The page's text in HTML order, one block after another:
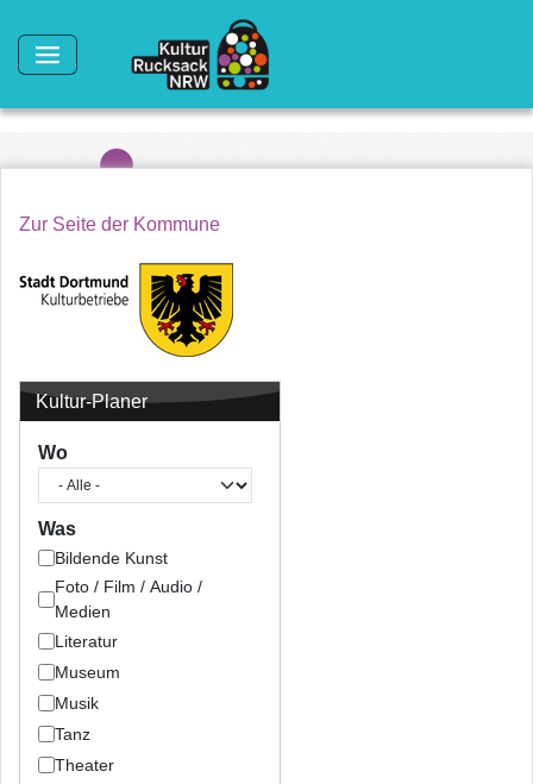
Zur Seite der Kommune
Kultur-Planer
Wo
Was
Bildende Kunst
Foto / Film / Audio /
Medien
Literatur
Museum
Musik
Tanz
Theater